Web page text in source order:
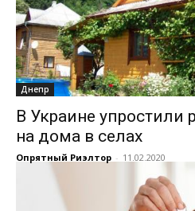
Днепр
В Украине упростили
на дома в селах
Опрятный Риэлтор - 11.02.2020